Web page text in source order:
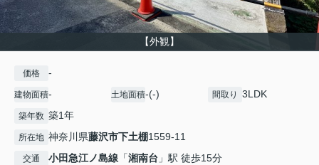
【外観】
価格 -
建物面積- 土地面積-(-) 間取り 3LDK
築年数 築1年
所在地 神奈川県藤沢市下土棚1559-11
交通 小田急江ノ島線 「湘南台 」駅 徒歩15分